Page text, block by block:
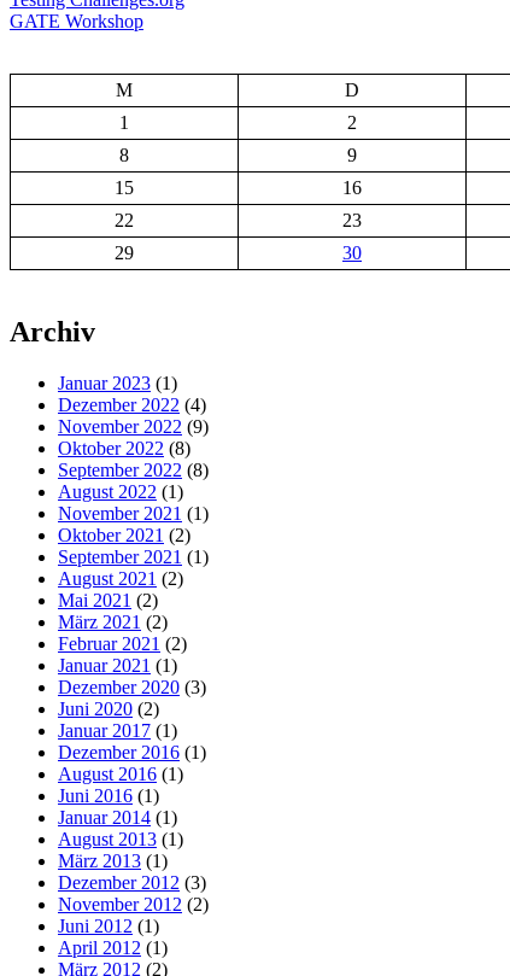
GATE Workshop
M
D
1
2
8
9
15
16
22
23
29
30
Archiv
Januar 2023 (1)
Dezember 2022 (4)
November 2022 (9)
Oktober 2022 (8)
September 2022 (8)
August 2022 (1)
November 2021 (1)
Oktober 2021 (2)
September 2021 (1)
August 2021 (2)
Mai 2021 (2)
März 2021 (2)
Februar 2021 (2)
Januar 2021 (1)
Dezember 2020 (3)
Juni 2020 (2)
Januar 2017 (1)
Dezember 2016 (1)
August 2016 (1)
Juni 2016 (1)
Januar 2014 (1)
August 2013 (1)
März 2013 (1)
Dezember 2012 (3)
November 2012 (2)
Juni 2012 (1)
April 2012 (1)
März 2012 (2)